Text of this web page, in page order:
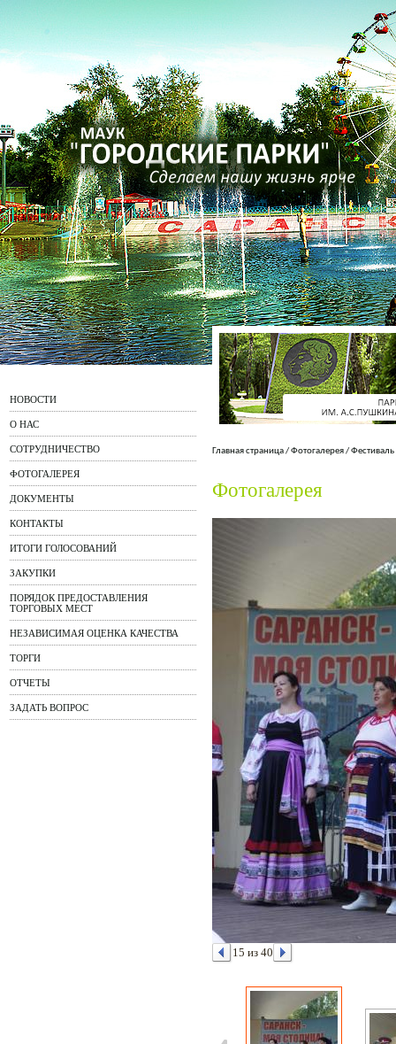
НОВОСТИ
О НАС
СОТРУДНИЧЕСТВО
ФОТОГАЛЕРЕЯ
ДОКУМЕНТЫ
КОНТАКТЫ
ИТОГИ ГОЛОСОВАНИЙ
ЗАКУПКИ
ПОРЯДОК ПРЕДОСТАВЛЕНИЯ
ТОРГОВЫХ МЕСТ
НЕЗАВИСИМАЯ ОЦЕНКА КАЧЕСТВА
ТОРГИ
ОТЧЕТЫ
ЗАДАТЬ ВОПРОС
Главная страница/Фотогалерея/
Фотогалерея
15 из 40